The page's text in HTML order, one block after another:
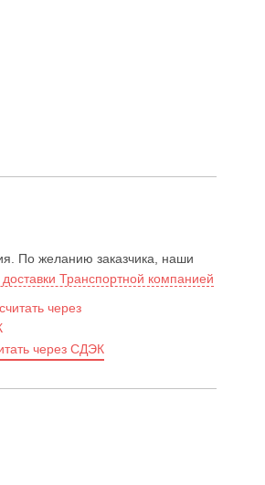
По желанию заказчика, наши
Транспортной компанией
через СДЭК